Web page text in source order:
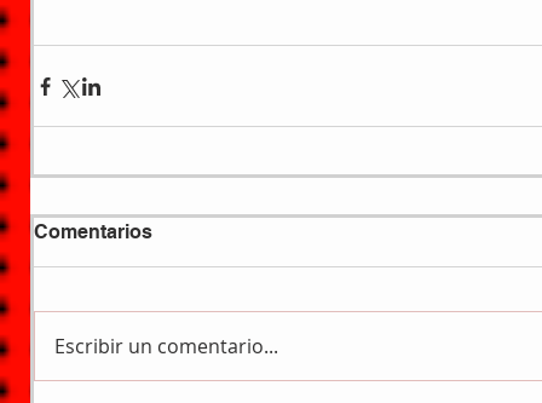
Comentarios
Escribir un comentario...